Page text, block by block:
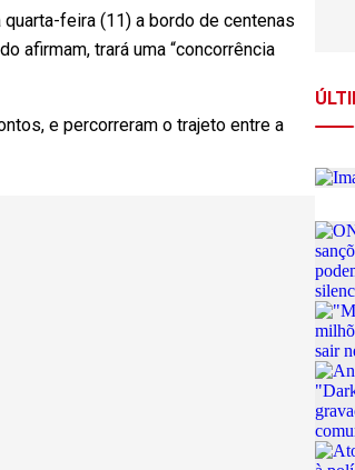
feira (11) a bordo de centenas
afirmam, trará uma “concorrência
e percorreram o trajeto entre a